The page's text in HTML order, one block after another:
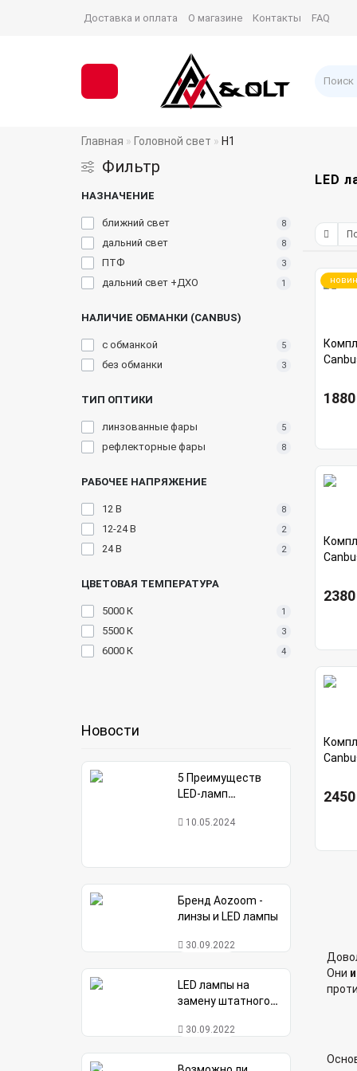
Доставка и оплата О магазине Контакты FAQ
Главная Головной свет H1
Фильтр
НАЗНАЧЕНИЕ
ближний свет 8
дальний свет 8
ПТФ 3
дальний свет +ДХО 1
НАЛИЧИЕ ОБМАНКИ (CANBUS)
с обманкой 5
без обманки 3
ТИП ОПТИКИ
линзованные фары 5
рефлекторные фары 8
РАБОЧЕЕ НАПРЯЖЕНИЕ
12 В 8
12-24 В 2
24 В 2
ЦВЕТОВАЯ ТЕМПЕРАТУРА
5000 К 1
5500 К 3
6000 К 4
Новости
5 Преимуществ
LED-ламп
Avolt в сравнении с
10.05.2024
Бренд Aozoom -
линзы и LED лампы
30.09.2022
LED лампы на
замену штатного
30.09.2022
LED
Они